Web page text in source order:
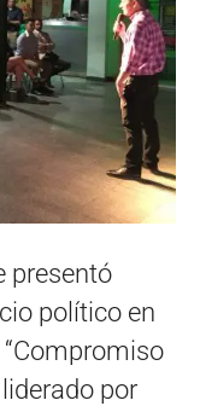
presentó
político en
por